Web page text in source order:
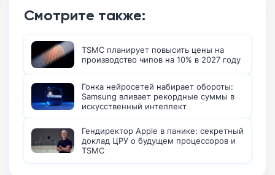
Смотрите также:
TSMC планирует повысить цены на
производство чипов на 10% в 2027 году
Гонка нейросетей набирает обороты:
Samsung вливает рекордные суммы в
искусственный интеллект
Гендиректор Apple в панике: секретный
доклад ЦРУ о будущем процессоров и
TSMC